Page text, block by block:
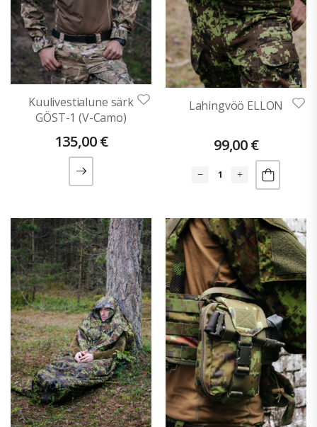
Kuulivestialune särk
GÖST-1 (V-Camo)
135,00€
Lahingvöö ELLON
99,00€